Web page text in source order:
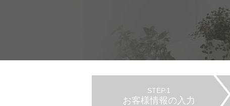
STEP.1
お客様情報の入力